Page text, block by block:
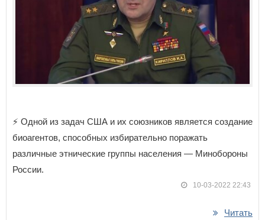
⚡️ Одной из задач США и их союзников является создание
биоагентов, способных избирательно поражать
различные этнические группы населения — Минобороны
России.
10-03-2022 22:43
Читать